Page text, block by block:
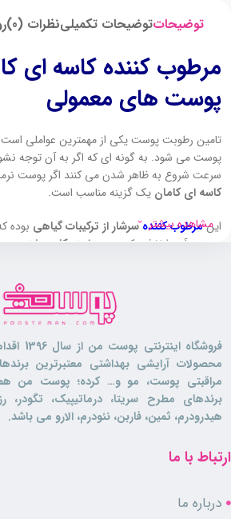
توضیحاتتوضیحات تکمیلینظرات (0)
مرطوب کننده کاسه ای
پوست های معمولی
تامین رطوبت پوست یکی از مهمترین عواملی
پوست می شود. به گونه ای که اگر به آن توجه
سرعت شروع به ظاهر شدن می کنند اگر پوست
کاسه ای کامان یک گزینه مناسب است.
اینمرطوب کنندهسرشار از ترکیبات گیاهی بوده
پوست، آن را تغذیه کرده و بهاستحکام بیشتر
به طور عمقی و به مدت طولانی آبرسانی کند.
این محصول حاوی گلیسیرین بوده وبا قدرت
آبرسانی پوستدر لایه های خارجی پوستشده
ساعت پوسترا آبرسانی کند.
این کرم آبرسانحاوی عصاره بلوبریاست که
کنترل چربی پوست شده و همچنین ضد حساسیت
نکته حائز اهمیت در مورد کرم کاسه ای کامان این
مشاهده بیشتر
فروشگاه
محصولات آرایشی بهداشتی معتبرترین
مراقبتی پوست، مو و… کرده؛ پوست من
برندهای مطرح سریتا، درماتیپیک، تگودر،
هیدرودرم، ثمین، فاربن، نئودرم، الارو می باشد.
ارتباط با ما
درباره ما